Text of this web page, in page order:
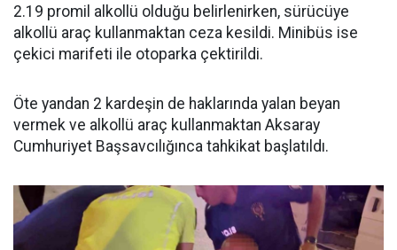
2.19 promil alkollü olduğu belirlenirken, sürücüye
alkollü araç kullanmaktan ceza kesildi. Minibüs ise
çekici marifeti ile otoparka çektirildi.
Öte yandan 2 kardeşin de haklarında yalan beyan
vermek ve alkollü araç kullanmaktan Aksaray
Cumhuriyet Başsavcılığınca tahkikat başlatıldı.